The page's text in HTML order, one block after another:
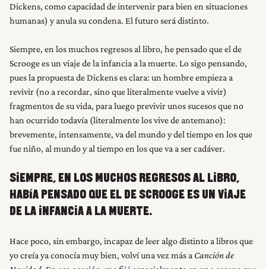
INICIO
Dickens, como capacidad de intervenir para bien en situaciones
humanas) y anula su condena. El futuro será distinto.
Siempre, en los muchos regresos al libro, he pensado que el de
Scrooge es un viaje de la infancia a la muerte. Lo sigo pensando,
pues la propuesta de Dickens es clara: un hombre empieza a
revivir (no a recordar, sino que literalmente vuelve a vivir)
fragmentos de su vida, para luego previvir unos sucesos que no
han ocurrido todavía (literalmente los vive de antemano):
brevemente, intensamente, va del mundo y del tiempo en los que
fue niño, al mundo y al tiempo en los que va a ser cadáver.
SIEMPRE, EN LOS MUCHOS REGRESOS AL LIBRO,
HABÍA PENSADO QUE EL DE SCROOGE ES UN VIAJE
DE LA INFANCIA A LA MUERTE.
Hace poco, sin embargo, incapaz de leer algo distinto a libros que
yo creía ya conocía muy bien, volví una vez más a Canción de